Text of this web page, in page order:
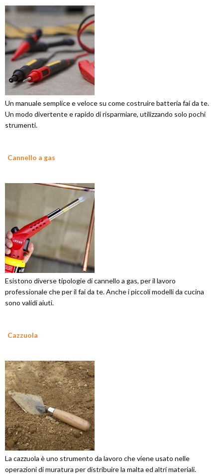
Un manuale semplice e veloce su come costruire batteria fai da te.
Un modo divertente e rapido di risparmiare, utilizzando solo pochi
strumenti.
Cannello a gas
Esistono diverse tipologie di cannello a gas, per il lavoro
professionale che per il fai da te. Anche i piccoli modelli da cucina
sono validi aiuti.
Cazzuola
La cazzuola è uno strumento da lavoro che viene usato nelle
operazioni di muratura per distribuire la malta ed altri materiali.